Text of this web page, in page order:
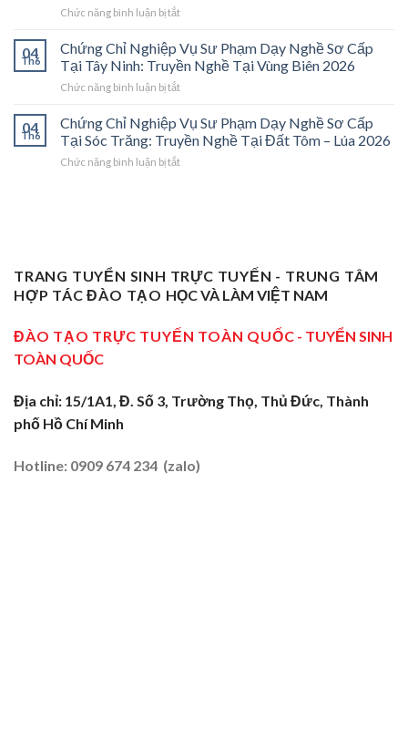
2026:
Cánh
Cửa
Nghề
“Thầy
Nghề”
Ở
Trung
Tâm
Phạm
Cấp
Tại
Trà
Vinh
Bệ
Phóng
Cho
Thợ
Nghề
Chức năng bình luận bị tắtở
Chỉ
Nghiệp
Vụ
Sư
Dạy
Nghề
Sơ
Cấp
Cửa
Ngõ
Miền
2026
04
Th6
Chứng Chỉ Nghiệp Vụ Sư Phạm Dạy Nghề Sơ Cấp
Tại Tây Ninh: Truyền Nghề Tại Vùng Biên 2026
Chức năng bình luận bị tắtở
Chỉ
Nghiệp
Vụ
Sư
Tây
Ninh:
Truyền
Tại
04
Th6
Chứng Chỉ Nghiệp Vụ Sư Phạm Dạy Nghề Sơ Cấp
Tại Sóc Trăng: Truyền Nghề Tại Đất Tôm – Lúa 2026
Chức năng bình luận bị tắtở
Dạy
Nghề
Sơ
Tại
Nghề
Tại
Lúa
TRANG TUYỂN SINH TRỰC TUYẾN - TRUNG TÂM
HỢP TÁC ĐÀO TẠO HỌC VÀ LÀM VIỆT NAM
ĐÀO TẠO TRỰC TUYẾN TOÀN QUỐC - TUYỂN SINH
TOÀN QUỐC
Địa chỉ: 15/1A1, Đ. Số 3, Trường Thọ, Thủ Đức, Thành
phố Hồ Chí Minh
Hotline: 0909 674 234 (zalo)